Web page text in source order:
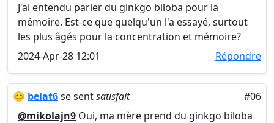
J'ai entendu parler du ginkgo biloba pour la
mémoire. Est-ce que quelqu'un l'a essayé, surtout
les plus âgés pour la concentration et mémoire?
2024-Apr-28 12:01
Répondre
😊 belat6se sentsatisfait
#06
@mikolajn9 Oui, ma mère prend du ginkgo biloba